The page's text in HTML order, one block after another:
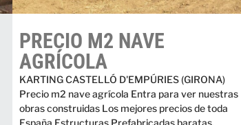
PRECIO M2 NAVE
AGRÍCOLA
KARTING CASTELLÓ D'EMPÚRIES (GIRONA)
Precio m2 nave agrícola Entra para ver nuestras
obras construidas Los mejores precios de toda
España Estructuras Prefabricadas baratas.